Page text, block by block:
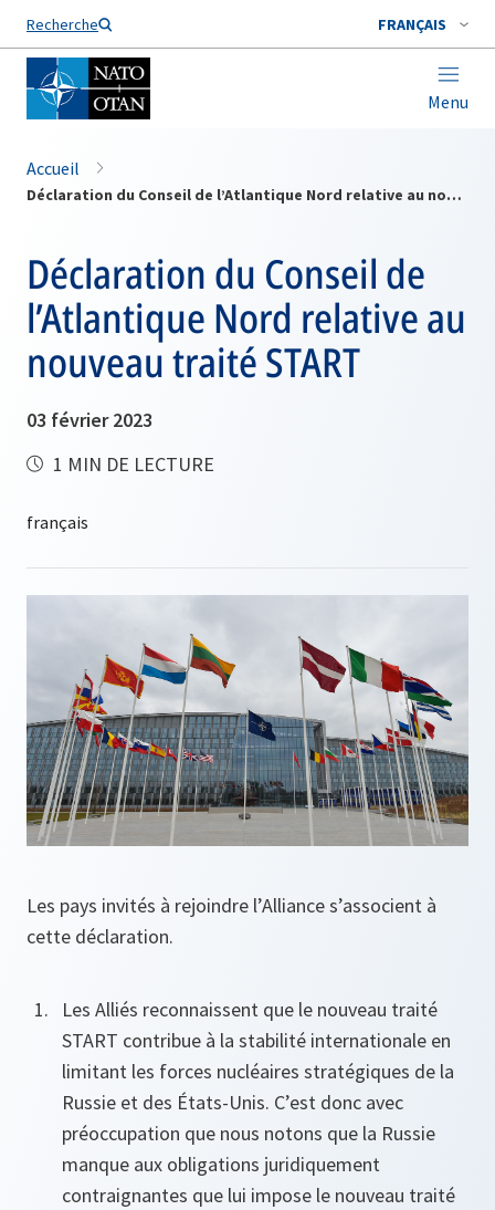
Recherche FRANÇAIS
Menu
Nom de famille*
Accueil
Déclaration du Conseil de l’Atlantique Nord relative au nouveau traité START
Déclaration du Conseil de
l’Atlantique Nord relative au
nouveau traité START
03 février 2023
1 MIN DE LECTURE
Les pays invités à rejoindre l’Alliance s’associent à
cette déclaration.
Les Alliés reconnaissent que le nouveau traité
START contribue à la stabilité internationale en
limitant les forces nucléaires stratégiques de la
Russie et des États-Unis. C’est donc avec
préoccupation que nous notons que la Russie
manque aux obligations juridiquement
contraignantes que lui impose le nouveau traité